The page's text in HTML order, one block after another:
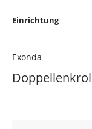
Einrichtung
Exonda